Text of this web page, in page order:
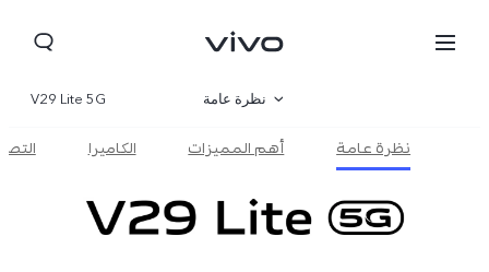
V29 Lite 5G نظرة عامة
صالة العرض
مواصفات المنتج
نظرة عامة أهم المميزات الكاميرا